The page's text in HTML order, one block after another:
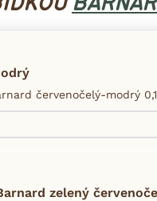
červenočelý-modrý
zelený